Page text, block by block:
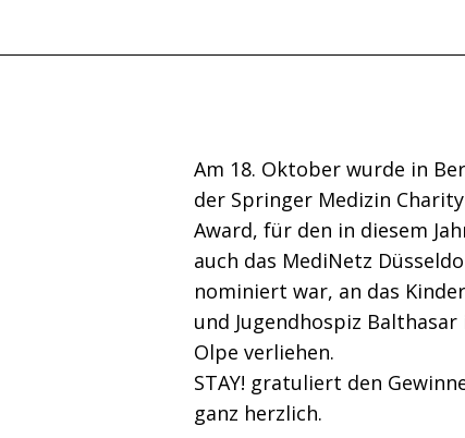
Am 18. Oktober wurde in
der Springer Medizin Charity
Award, für den in diesem
auch das MediNetz
nominiert war, an das
und Jugendhospiz Balthasar
Olpe verliehen.
STAY! gratuliert den
ganz herzlich.